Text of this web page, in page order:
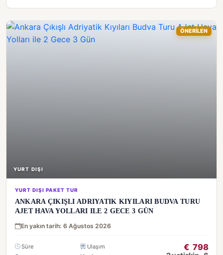
YURT DIŞI
ÖNERİLEN
YURT DIŞI PAKET TUR
ANKARA ÇIKIŞLI ADRIYATIK KIYILARI BUDVA TURU
AJET HAVA YOLLARI ILE 2 GECE 3 GÜN
En yakın tarih: 6 Ağustos 2026
Süre Ulaşım € 798